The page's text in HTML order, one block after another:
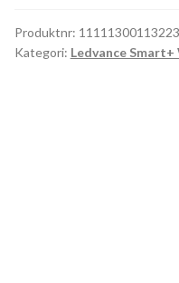
Produktnr:
Kategori: Ledvance Smart+